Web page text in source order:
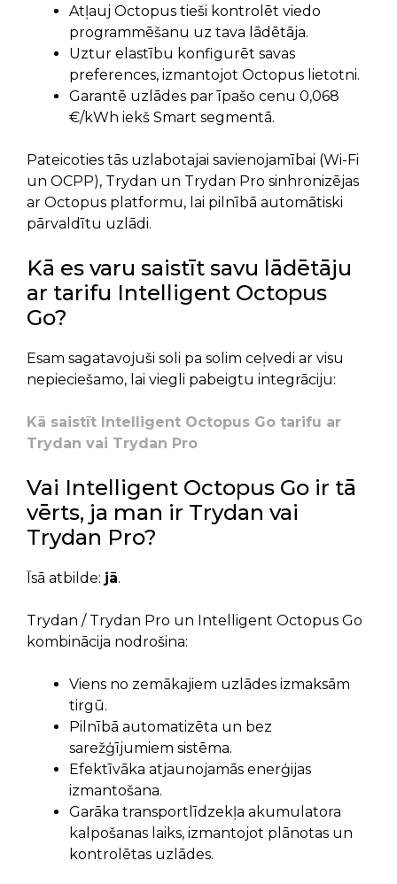
Atļauj Octopus tieši kontrolēt viedo
programmēšanu uz tava lādētāja.
Uztur elastību konfigurēt savas
preferences, izmantojot Octopus lietotni.
Garantē uzlādes par īpašo cenu 0,068
€/kWh iekš Smart segmentā.
Pateicoties tās uzlabotajai savienojamībai (Wi-Fi
un OCPP), Trydan un Trydan Pro sinhronizējas
ar Octopus platformu, lai pilnībā automātiski
pārvaldītu uzlādi.
Kā es varu saistīt savu lādētāju
ar tarifu Intelligent Octopus
Go?
Esam sagatavojuši soli pa solim ceļvedi ar visu
nepieciešamo, lai viegli pabeigtu integrāciju:
Kā saistīt Intelligent Octopus Go tarifu ar
Trydan vai Trydan Pro
Vai Intelligent Octopus Go ir tā
vērts, ja man ir Trydan vai
Trydan Pro?
Īsā atbilde: jā.
Trydan / Trydan Pro un Intelligent Octopus Go
kombinācija nodrošina:
Viens no zemākajiem uzlādes izmaksām
tirgū.
Pilnībā automatizēta un bez
sarežģījumiem sistēma.
Efektīvāka atjaunojamās enerģijas
izmantošana.
Garāka transportlīdzekļa akumulatora
kalpošanas laiks, izmantojot plānotas un
kontrolētas uzlādes.